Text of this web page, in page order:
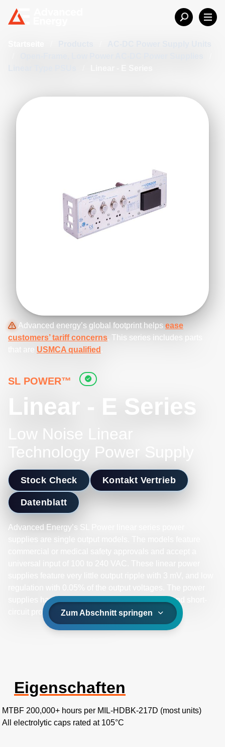
Advanced energy’s global footprint helps ease
customers’ tariff concerns. This series includes parts
that are USMCA qualified
SL POWER™
Linear - E Series
Low Noise Linear
Technology Power Supply
Stock Check Kontakt Vertrieb
Datenblatt
Advanced Energy’s SL Power linear series power
supplies are single output models. The models feature
supplies have optional overvoltage protection and short-
circuit protection on all models.
Zum Abschnitt springen
Eigenschaften
MTBF 200,000+ hours per MIL-HDBK-217D (most units)
All electrolytic caps rated at 105°C